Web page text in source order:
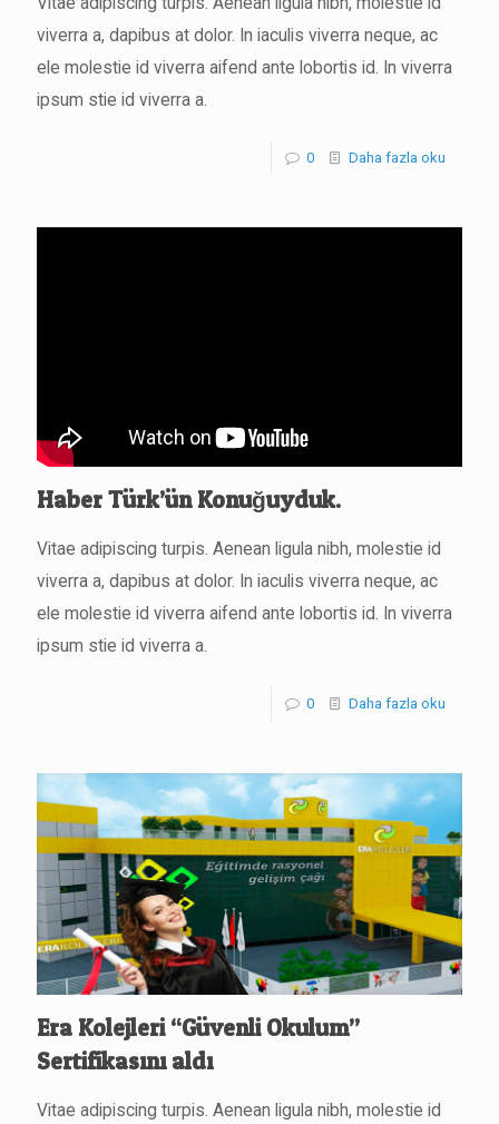
viverra a, dapibus at dolor. In iaculis viverra neque, ac
ele molestie id viverra aifend ante lobortis id. In viverra
ipsum stie id viverra a.
0 Daha fazla oku
Haber Türk’ün Konuğuyduk.
Vitae adipiscing turpis. Aenean ligula nibh, molestie id
viverra a, dapibus at dolor. In iaculis viverra neque, ac
ele molestie id viverra aifend ante lobortis id. In viverra
ipsum stie id viverra a.
0 Daha fazla oku
Era Kolejleri “Güvenli Okulum”
Sertifikasını aldı
Vitae adipiscing turpis. Aenean ligula nibh, molestie id